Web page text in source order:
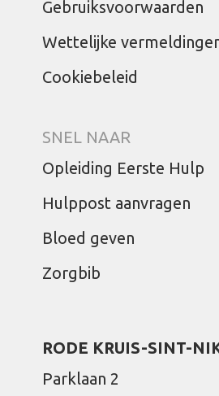
Gebruiksvoorwaarden
Wettelijke
Cookiebeleid
SNEL NAAR
Opleiding Eerste Hulp
Hulppost aanvragen
Bloed geven
Zorgbib
RODE KRUIS-SINT-
Parklaan 2